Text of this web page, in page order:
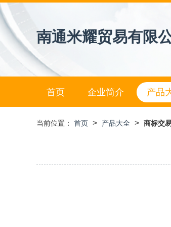
南通米耀贸易有限
首页 企业简介 产品
当前位置： 首页 > 产品大全 > 商标交